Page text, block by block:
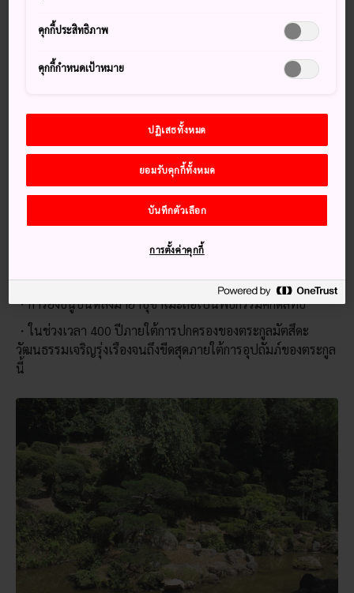
ทสึวะโนะและมัตสึดะอยู่ในพื้นที่ชนบททางตะวันตกของจังหวัดฮิ
บนชายฝั่งทะเลญี่ปุ่น ทสึวะโนะมีรถไฟเจอาร์สายหลัก
ซันอินเลียบชายฝั่งให้บริการ ซึ่งเดินรถจากเกียวโตถึงสุดทางทิศ
กมัตสึดะ สถานีชิน ยามากุจิ ชินคันเซนห่างจากทสึวะโนะโดยใช้
เวลาเดินทาง 1 ชั่วโมง เชื่อมต่อกับโอซาก้าในเวลาไม่ถึง 2
ชั่วโมง และเชื่อมต่อกับโตเกียวในเวลาประมาณ 4 ชั่วโมง 30
นาที สนามบินฮากิ-อิวามิในมัตสึดะมีเที่ยวบินไปกลับโตเกียวทุก
วัน
เกร็ดน่าสนใจ
ปลาคาร์พในทสึวะโนะเดิมถูกเลี้ยงไว้ในแม่น้ำลำคลองเพื่อ
เป็นเสบียงฉุกเฉินยามเกิดภาวะขาดแคลนอาหาร
การยิงธนูบนหลังม้ายาบุซาเมะถือเป็นพิธีกรรมศักดิ์สิทธิ์
ในช่วงเวลา 400 ปีภายใต้การปกครองของตระกูลมัตสึดะ
วัฒนธรรมเจริญรุ่งเรืองจนถึงขีดสุดภายใต้การอุปถัมภ์ของตระกูล
นี้
คุกกี้ประสิทธิภาพ
คุกกี้กำหนดเป้าหมาย
ปฏิเสธทั้งหมด
ยอมรับคุกกี้ทั้งหมด
บันทึกตัวเลือก
การตั้งค่าคุกกี้